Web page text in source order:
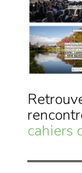
cahiers